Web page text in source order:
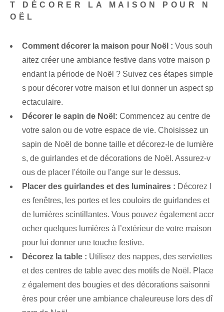
T DÉCORER LA MAISON POUR N
OËL
Comment décorer la maison pour Noël : Vous souh
aitez créer une ambiance festive dans votre maison p
endant la période de Noël ? Suivez ces étapes simple
s pour décorer votre maison et lui donner un aspect sp
ectaculaire.
Décorer le sapin de Noël: Commencez au centre de
votre salon ou de votre espace de vie. Choisissez un
sapin de Noël de bonne taille et décorez-le de lumière
s, de guirlandes et de décorations de Noël. Assurez-v
ous de placer l'étoile ou l'ange sur le dessus.
Placer des guirlandes et des luminaires : Décorez l
es fenêtres, les portes et les couloirs de guirlandes et
de lumières scintillantes. Vous pouvez également accr
ocher quelques lumières à l’extérieur de votre maison
pour lui donner une touche festive.
Décorez la table : Utilisez des nappes, des serviettes
et des centres de table avec des motifs de Noël. Place
z également des bougies et des décorations saisonni
ères pour créer une ambiance chaleureuse lors des dî